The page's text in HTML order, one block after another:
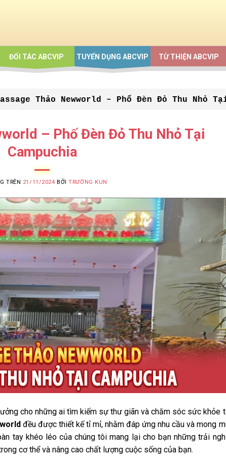
ĐỐI TÁC ABCVIP TUYỂN DỤNG ABCVIP TỪ THIỆN ABCVIP
Thảo Newworld – Phố Đèn Đỏ Thu Nhỏ
– Phố Đèn Đỏ Thu Nhỏ Tại
Campuchia
TRÊN 21/11/2024 BỞITRƯỜNG KUN
cho những ai tìm kiếm sự thư giãn và chăm sóc sức khỏe
đều được thiết kế tỉ mỉ, nhằm đáp ứng nhu cầu và mong
tay khéo léo của chúng tôi mang lại cho bạn những trải
cơ thể và nâng cao chất lượng cuộc sống của bạn.